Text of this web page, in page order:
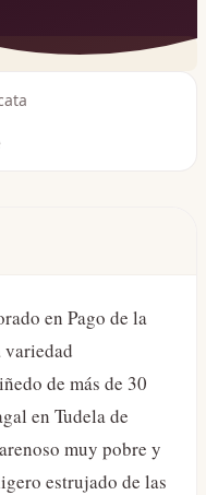
en Pago de la
de más de 30
en Tudela de
muy pobre y
estrujado de las